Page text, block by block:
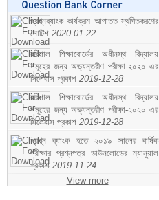
প্রশ্নব্যাংক কার্যক্রম আপাতত স্থগিতকরণের
নোটিশ 2020-01-22
বরিশাল শিক্ষাবোর্ডের অধীনস্থ বিদ্যালয়
সমূহের জন্য অভ্যন্তরীণ পরীক্ষা-২০২০ এর
সিলেবাস প্রকাশ 2019-12-28
বরিশাল শিক্ষাবোর্ডের অধীনস্থ বিদ্যালয়
সমূহের জন্য অভ্যন্তরীণ পরীক্ষা-২০২০ এর
সিলেবাস প্রকাশ 2019-12-28
প্রশ্ন ব্যাংক হতে ২০১৯ সালের বার্ষিক
পরীক্ষার প্রশ্নপত্র ডাউনলোডের ম্যানুয়াল
প্রকাশ 2019-11-24
View more